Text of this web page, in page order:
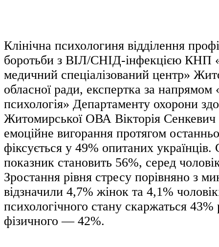
Клінічна психологиня відділення
боротьби з ВІЛ/СНІД-інфекцією КНП
медичний спеціалізований центр»
обласної ради, експертка за
психологія» Департаменту охорони
Житомирської ОВА Вікторія
емоційне вигорання протягом
фіксується у 49% опитаних
показник становить 56%, серед
Зростання рівня стресу порівняно з
відзначили 4,7% жінок та 4,1%
психологічного стану скаржаться 43%
фізичного — 42%.